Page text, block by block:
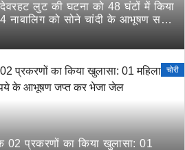
लुट की घटना को 48 घंटों में किया
नाबालिग को सोने चांदी के आभूषण सहित
चोरी
02 प्रकरणों का किया खुलासा: 01